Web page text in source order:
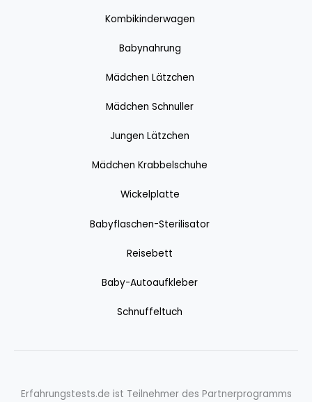
Kombikinderwagen
Babynahrung
Mädchen Lätzchen
Mädchen Schnuller
Jungen Lätzchen
Mädchen Krabbelschuhe
Wickelplatte
Babyflaschen-Sterilisator
Reisebett
Baby-Autoaufkleber
Schnuffeltuch
Erfahrungstests.de ist Teilnehmer des Partnerprogramms